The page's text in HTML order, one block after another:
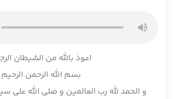
اعوذ بالله من الشیطان
بسم الله الرحمن الرحیم
و الحمد لله رب العالمین و صلی الله علی